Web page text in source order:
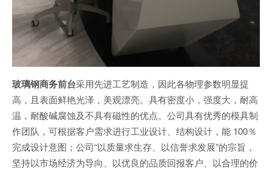
玻璃钢商务前台采用先进工艺制造，因此各物理参数明显提
高，且表面鲜艳光泽，美观漂亮。具有密度小，强度大，耐高
温，耐酸碱腐蚀及不具有磁性的优点。公司具有优秀的模具制
作团队，可根据客户需求进行工业设计、结构设计，能 100％
完成设计意图；公司“以质量求生存、以信誉求发展”的宗旨，
坚持以市场经济为导向、以优良的品质回报客户、以合理的价